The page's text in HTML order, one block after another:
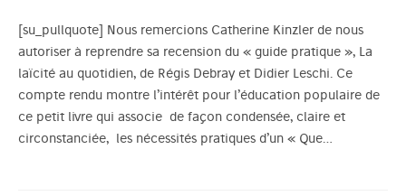
[su_pullquote] Nous remercions Catherine Kinzler de nous
autoriser à reprendre sa recension du « guide pratique », La
laïcité au quotidien, de Régis Debray et Didier Leschi. Ce
compte rendu montre l’intérêt pour l’éducation populaire de
ce petit livre qui associe de façon condensée, claire et
circonstanciée, les nécessités pratiques d’un « Que…